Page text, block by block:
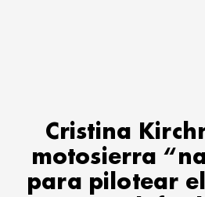
Cristina
motosierra
para pilotear